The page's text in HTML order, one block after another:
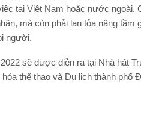
tại Việt Nam hoặc nước ngoài.
mà còn phải lan tỏa nâng tầm
người.
sẽ được diễn ra tại Nhà hát
thể thao và Du lịch thành phố